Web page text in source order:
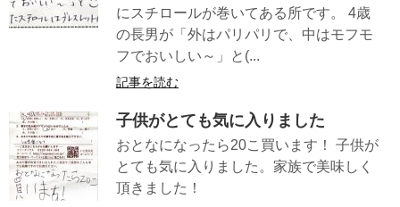
にスチロールが巻いてある所です。 4歳
の長男が「外はパリパリで、中はモフモ
フでおいしい～」と(...
記事を読む
子供がとても気に入りました
おとなになったら20こ買います！ 子供が
とても気に入りました。家族で美味しく
頂きました！